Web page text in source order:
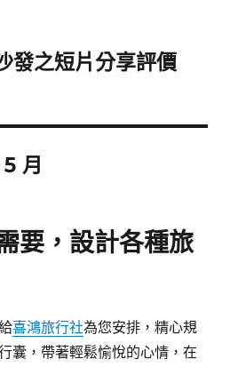
發之短片分享評價
月
要，設計各種旅
喜鴻旅行社為您安排，精心規
囊，帶著輕鬆愉悅的心情，在